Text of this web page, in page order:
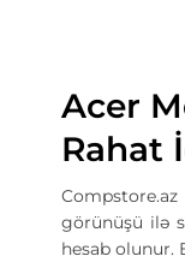
Acer
Rahat
Compstore.az
görünüşü ilə
hesab olunur.